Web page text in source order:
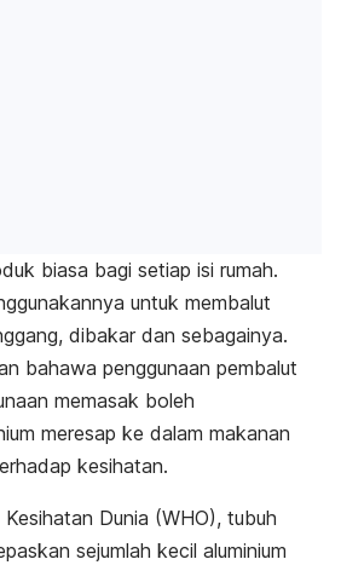
biasa bagi setiap isi rumah.
untuk membalut
dibakar dan sebagainya.
bahawa penggunaan pembalut
memasak boleh
meresap ke dalam makanan
kesihatan.
Dunia (WHO), tubuh
sejumlah kecil aluminium